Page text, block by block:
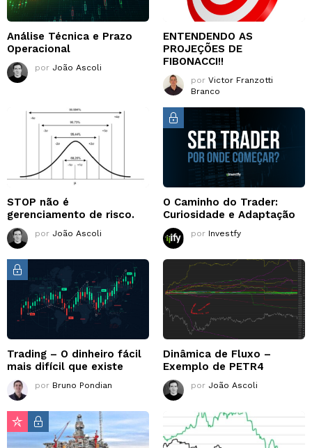
Análise Técnica e Prazo
Operacional
por João Ascoli
ENTENDENDO AS
PROJEÇÕES DE
FIBONACCI!!
por Victor Franzotti
Branco
STOP não é
gerenciamento de risco.
por João Ascoli
O Caminho do Trader:
Curiosidade e Adaptação
por Investfy
Trading – O dinheiro fácil
mais difícil que existe
por Bruno Pondian
Dinâmica de Fluxo –
Exemplo de PETR4
por João Ascoli